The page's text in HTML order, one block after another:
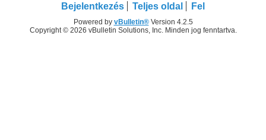
Bejelentkezés Teljes oldal Fel
Powered by vBulletin®Version 4.2.5
Copyright © 2026 vBulletin Solutions, Inc. Minden jog fenntartva.